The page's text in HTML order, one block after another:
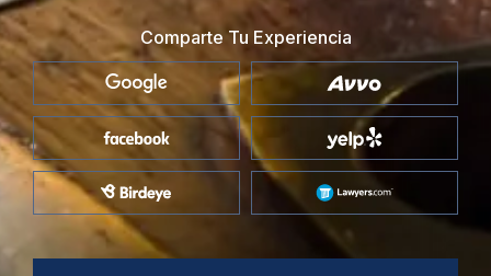
Comparte Tu Experiencia